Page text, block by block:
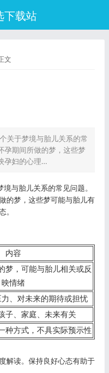
下载站
文
关于梦境与胎儿关系的常
孕期间所做的梦，这些梦
孕妇的心理...
与胎儿关系的常见问题。
的梦，这些梦可能与胎儿有
。
内容
梦，可能与胎儿相关或反
映情绪
、对未来的期待或担忧
子、家庭、未来有关
种方式，不具实际预示性
解读。保持良好心态有助于